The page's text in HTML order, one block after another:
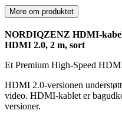
Mere om produktet
NORDIQZENZ HDMI-
HDMI 2.0, 2 m, sort
Et Premium High-Speed
HDMI 2.0-versionen
video. HDMI-kablet er
versioner.